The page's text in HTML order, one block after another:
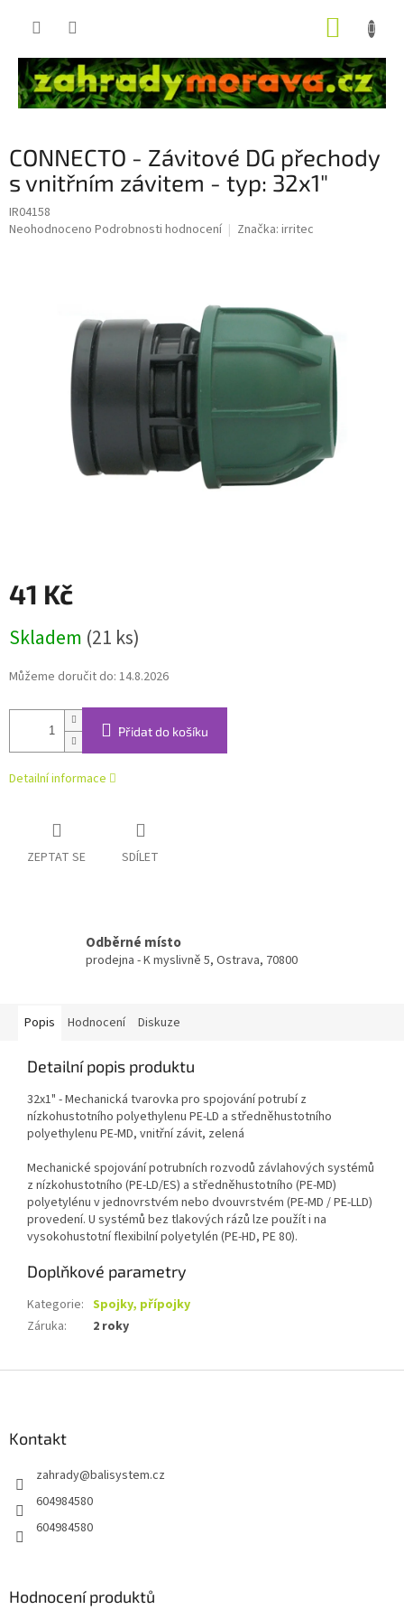
CONNECTO - Závitové DG přechody
s vnitřním závitem - typ: 32x1"
IR04158
Průměrné
Neohodnoceno Podrobnosti hodnocení Značka: irritec
41 Kč
cena:
Skladem (21 ks)
Můžeme doručit do: 14.8.2026
Přidat do košíku
Detailní informace
ZEPTAT SE SDÍLET
Odběrné místo
prodejna - K myslivně 5, Ostrava, 70800
Popis Hodnocení Diskuze
Detailní popis produktu
32x1" - Mechanická tvarovka pro spojování potrubí z
nízkohustotního polyethylenu PE-LD a středněhustotního
polyethylenu PE-MD, vnitřní závit, zelená
Mechanické spojování potrubních rozvodů závlahových systémů
z nízkohustotního (PE-LD/ES) a středněhustotního (PE-MD)
polyetylénu v jednovrstvém nebo dvouvrstvém (PE-MD / PE-LLD)
provedení. U systémů bez tlakových rázů lze použít i na
vysokohustotní flexibilní polyetylén (PE-HD, PE 80).
Doplňkové parametry
Kategorie: Spojky, přípojky
Záruka: 2 roky
Kontakt
zahrady@balisystem.cz
604984580
604984580
Hodnocení produktů